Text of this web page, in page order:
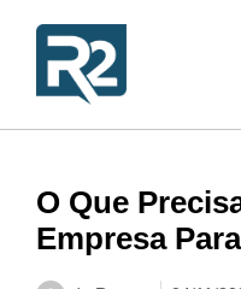
O Que
Empresa